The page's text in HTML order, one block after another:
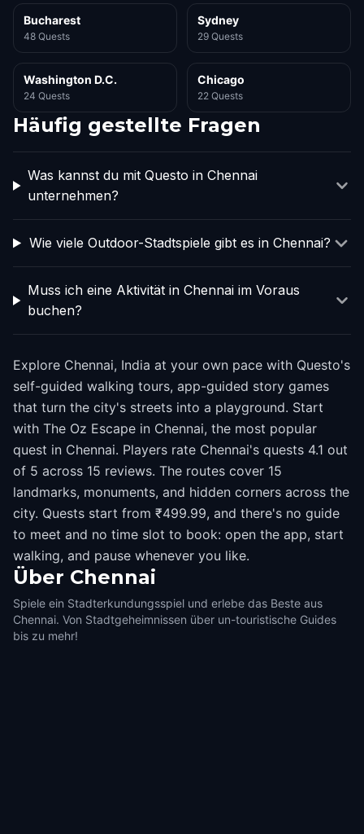
Bucharest
48 Quests
Sydney
29 Quests
Washington D.C.
24 Quests
Chicago
22 Quests
Häufig gestellte Fragen
Was kannst du mit Questo in Chennai
unternehmen?
Wie viele Outdoor-Stadtspiele gibt es in Chennai?
Muss ich eine Aktivität in Chennai im Voraus
buchen?
Explore Chennai, India at your own pace with Questo's
self-guided walking tours, app-guided story games
that turn the city's streets into a playground. Start
with The Oz Escape in Chennai, the most popular
quest in Chennai. Players rate Chennai's quests 4.1 out
of 5 across 15 reviews. The routes cover 15
landmarks, monuments, and hidden corners across the
city. Quests start from ₹499.99, and there's no guide
to meet and no time slot to book: open the app, start
walking, and pause whenever you like.
Über Chennai
Spiele ein Stadterkundungsspiel und erlebe das Beste aus
Chennai. Von Stadtgeheimnissen über un-touristische Guides
bis zu mehr!